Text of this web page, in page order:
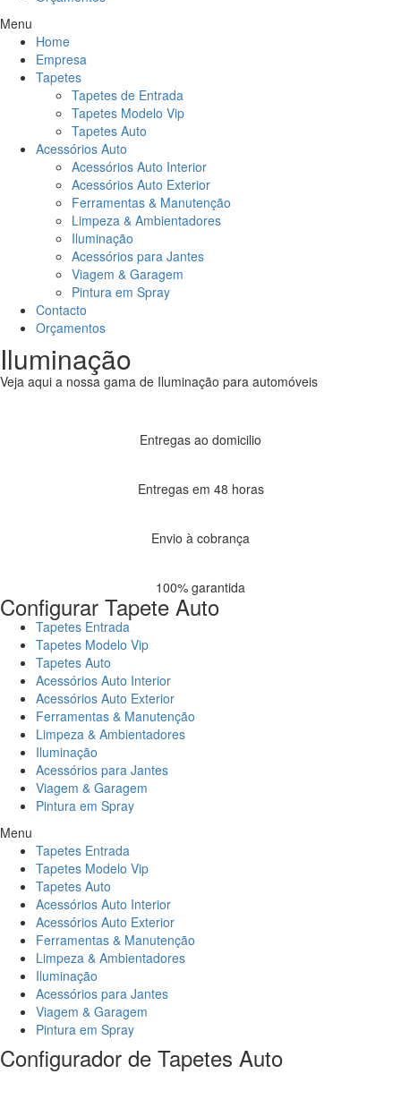
Menu
Home
Empresa
Tapetes
Tapetes de Entrada
Tapetes Modelo Vip
Tapetes Auto
Acessórios Auto
Acessórios Auto Interior
Acessórios Auto Exterior
Ferramentas & Manutenção
Limpeza & Ambientadores
Iluminação
Acessórios para Jantes
Viagem & Garagem
Pintura em Spray
Contacto
Orçamentos
Iluminação
Veja aqui a nossa gama de Iluminação para automóveis
Entregas ao domicilio
Entregas em 48 horas
Envio à cobrança
100% garantida
Configurar Tapete Auto
Tapetes Entrada
Tapetes Modelo Vip
Tapetes Auto
Acessórios Auto Interior
Acessórios Auto Exterior
Ferramentas & Manutenção
Limpeza & Ambientadores
Iluminação
Acessórios para Jantes
Viagem & Garagem
Pintura em Spray
Menu
Tapetes Entrada
Tapetes Modelo Vip
Tapetes Auto
Acessórios Auto Interior
Acessórios Auto Exterior
Ferramentas & Manutenção
Limpeza & Ambientadores
Iluminação
Acessórios para Jantes
Viagem & Garagem
Pintura em Spray
Configurador de Tapetes Auto